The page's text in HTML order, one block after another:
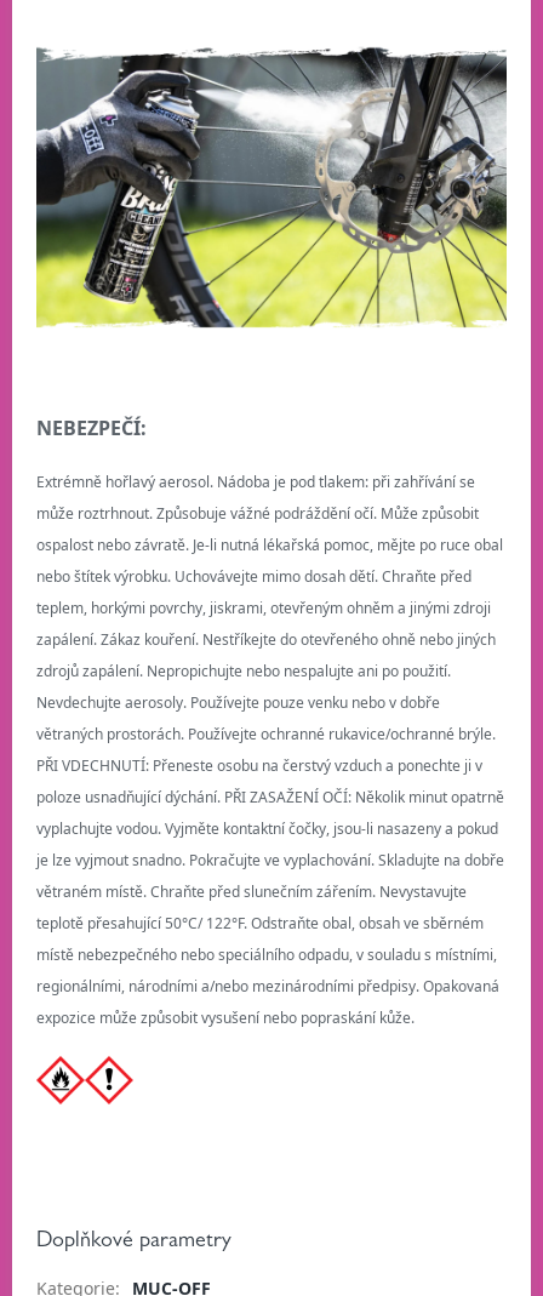
NEBEZPEČÍ:
Extrémně hořlavý aerosol. Nádoba je pod tlakem: při zahřívání se
může roztrhnout. Způsobuje vážné podráždění očí. Může způsobit
ospalost nebo závratě. Je-li nutná lékařská pomoc, mějte po ruce obal
nebo štítek výrobku. Uchovávejte mimo dosah dětí. Chraňte před
teplem, horkými povrchy, jiskrami, otevřeným ohněm a jinými zdroji
zapálení. Zákaz kouření. Nestříkejte do otevřeného ohně nebo jiných
zdrojů zapálení. Nepropichujte nebo nespalujte ani po použití.
Nevdechujte aerosoly. Používejte pouze venku nebo v dobře
větraných prostorách. Používejte ochranné rukavice/ochranné brýle.
PŘI VDECHNUTÍ: Přeneste osobu na čerstvý vzduch a ponechte ji v
poloze usnadňující dýchání. PŘI ZASAŽENÍ OČÍ: Několik minut opatrně
vyplachujte vodou. Vyjměte kontaktní čočky, jsou-li nasazeny a pokud
je lze vyjmout snadno. Pokračujte ve vyplachování. Skladujte na dobře
větraném místě. Chraňte před slunečním zářením. Nevystavujte
teplotě přesahující 50°C/ 122°F. Odstraňte obal, obsah ve sběrném
místě nebezpečného nebo speciálního odpadu, v souladu s místními,
regionálními, národními a/nebo mezinárodními předpisy. Opakovaná
expozice může způsobit vysušení nebo popraskání kůže.
Doplňkové parametry
Kategorie: MUC-OFF